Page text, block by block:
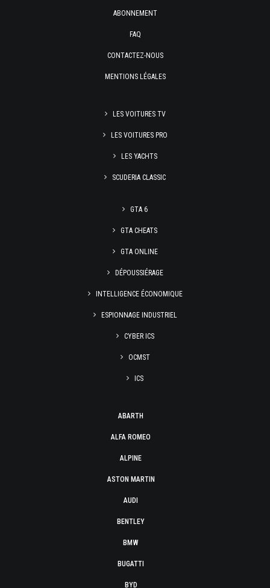
ABONNEMENT
FAQ
CONTACTEZ-NOUS
MENTIONS LÉGALES
LES VOITURES TV
LES VOITURES PRO
LES YACHTS
SCUDERIA CLASSIC
GTA 6
GTA CHEATS
GTA ONLINE
DÉPOUSSIÉRAGE
INTELLIGENCE ÉCONOMIQUE
ESPIONNAGE INDUSTRIEL
CYBER ICS
OCMST
ICS
ABARTH
ALFA ROMEO
ALPINE
ASTON MARTIN
AUDI
BENTLEY
BMW
BUGATTI
BYD